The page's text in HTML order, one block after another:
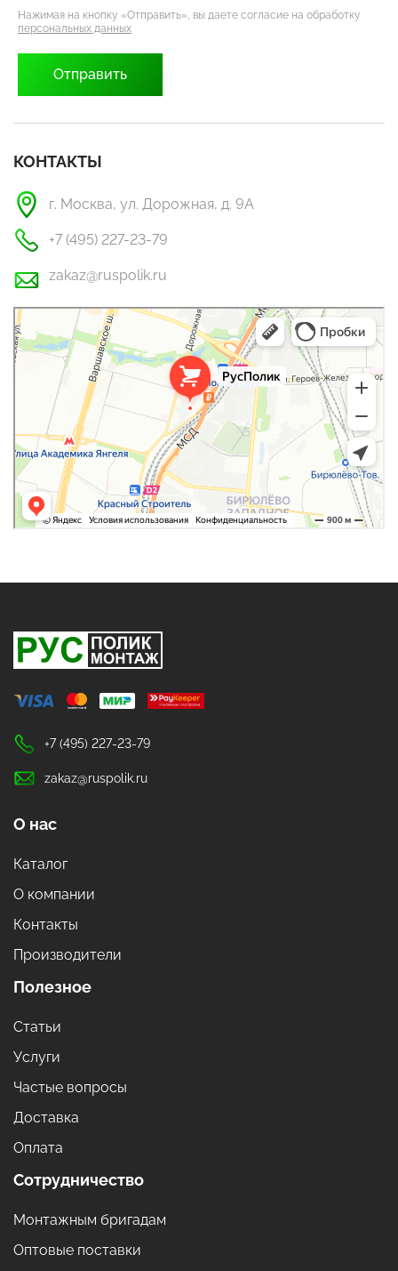
Нажимая на кнопку «Отправить», вы даете согласие на обработку
персональных данных
КОНТАКТЫ
г. Москва, ул. Дорожная, д. 9А
+7 (495) 227-23-79
zakaz@ruspolik.ru
РусПолик
Оргстекло, поликарбонат в Москве
Строительные и отделочные работы в Москве
+7 (495) 227-23-79
zakaz@ruspolik.ru
О нас
Каталог
О компании
Контакты
Производители
Полезное
Статьи
Услуги
Частые вопросы
Доставка
Оплата
Сотрудничество
Монтажным бригадам
Оптовые поставки